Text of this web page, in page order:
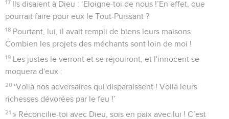
17 Ils disaient à Dieu : ‘Eloigne-toi de nous !’En effet, que
pourrait faire pour eux le Tout-Puissant ?
18 Pourtant, lui, il avait rempli de biens leurs maisons.
Combien les projets des méchants sont loin de moi !
19 Les justes le verront et se réjouiront, et l'innocent se
moquera d'eux :
20 ‘Voilà nos adversaires qui disparaissent ! Voilà leurs
richesses dévorées par le feu !’
21 » Réconcilie-toi avec Dieu, sois en paix avec lui ! C’est